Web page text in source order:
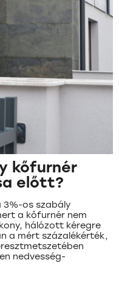
kőfurnér
előtt?
3%-os szabály
a kőfurnér nem
hálózott kéregre
a mért százalékérték,
nedvesség-